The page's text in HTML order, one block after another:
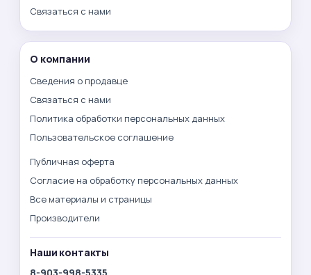
Связаться с нами
О компании
Сведения о продавце
Связаться с нами
Политика обработки персональных данных
Пользовательское соглашение
Публичная оферта
Согласие на обработку персональных данных
Все материалы и страницы
Производители
Наши контакты
8-903-998-5335